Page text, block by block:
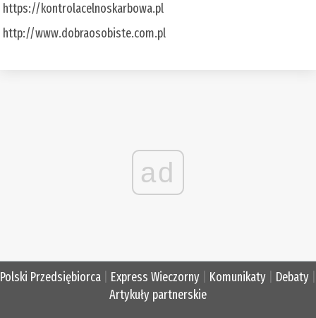
https://kontrolacelnoskarbowa.pl
http://www.dobraosobiste.com.pl
ad
Polski Przedsiębiorca Express Wieczorny Komunikaty Debaty
Artykuły partnerskie